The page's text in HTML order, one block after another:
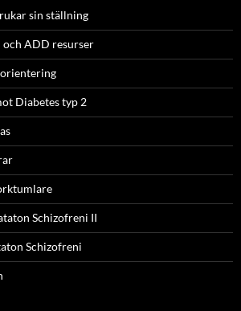
sin ställning
och ADD resurser
Diabetes typ 2
Schizofreni II
Schizofreni